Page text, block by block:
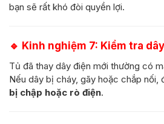
bạn sẽ rất khó đòi quyền lợi.
🔹 Kinh nghiệm 7: Kiểm tra
Tủ đã thay dây điện mới thường có
Nếu dây bị cháy, gãy hoặc chắp nối,
bị chập hoặc rò điện.